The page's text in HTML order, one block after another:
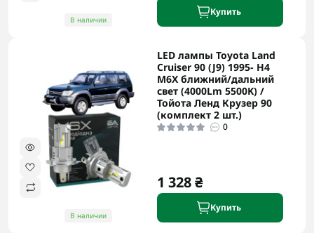
В наличии
Купить
В наличии
LED лампы Toyota Land
Cruiser 90 (J9) 1995- H4
M6X ближний/дальний
свет (4000Lm 5500K) /
Тойота Ленд Крузер 90
(комплект 2 шт.)
0
1 328 ₴
Купить